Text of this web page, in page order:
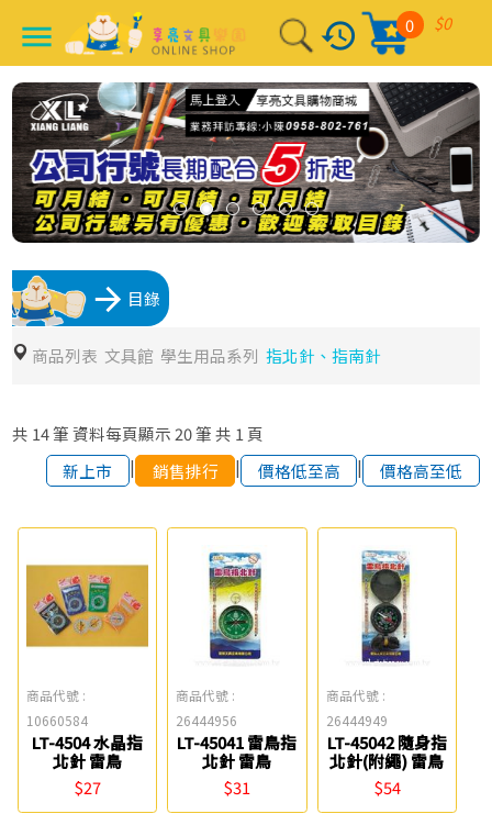
menu history $0
0
arrow_forward 目錄
商品列表 文具館 學生用品系列 指北針、指南針
共 14筆 資料每頁顯示 20筆 共 1頁
新上市
| 銷售排行 | 價格低至高 | 價格高至低
商品代號 :
10660584
LT-4504 水晶指
北針 雷鳥
$27
商品代號 :
26444956
LT-45041 雷鳥指
北針 雷鳥
$31
商品代號 :
26444949
LT-45042 隨身指
北針(附繩) 雷鳥
$54